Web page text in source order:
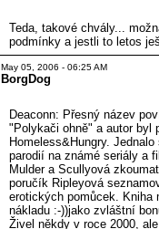
Teda, takové chvály...
podmínky a jestli to letos
May 05, 2006 - 06:25 AM
BorgDog
Deaconn: Přesný název
"Polykači ohně" a autor byl
Homeless&Hungry.
parodií na známé seriály a
Mulder a Scullyová
poručík Ripleyová
erotických pomůcek. Kniha
nákladu :-))jako zvláštní
Živel někdy v roce 2000,